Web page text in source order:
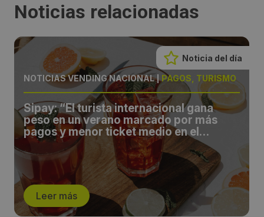
Noticias relacionadas
NOTICIAS VENDING NACIONAL|PAGOS, TURISMO
Sipay: “El turista internacional gana
peso en un verano marcado por más
pagos y menor ticket medio en el
comercio español”
Leer más
Noticia del día